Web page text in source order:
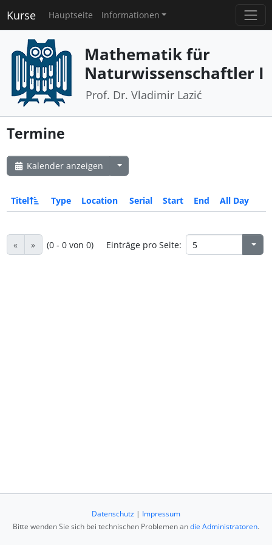
Kurse Hauptseite Informationen
Mathematik für
Naturwissenschaftler I
Prof. Dr. Vladimir Lazić
Termine
Kalender anzeigen
Titel Type Location Serial Start End All Day
« » (0 - 0 von 0) Einträge pro Seite:
Datenschutz | Impressum
Bitte wenden Sie sich bei technischen Problemen andie Administratoren.